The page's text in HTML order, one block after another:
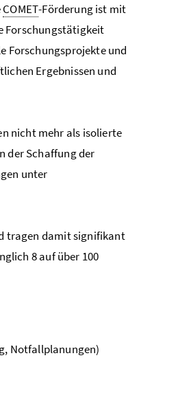
COMET-Förderung ist mit
Forschungstätigkeit
Forschungsprojekte und
Ergebnissen und
nicht mehr als isolierte
der Schaffung der
unter
tragen damit signifikant
8 auf über 100
Notfallplanungen)